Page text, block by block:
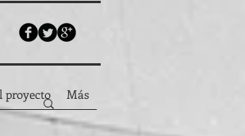
proyecto Más